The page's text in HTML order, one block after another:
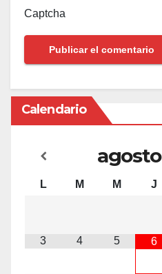
Captcha
Calendario
agosto
L M M J
3 4 5 6